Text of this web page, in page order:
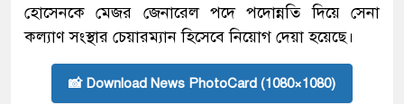
হোসেনকে মেজর জেনারেল পদে পদোন্নতি দিয়ে সেনা
কল্যাণ সংস্থার চেয়ারম্যান হিসেবে নিয়োগ দেয়া হয়েছে।
📸 Download News PhotoCard (1080×1080)